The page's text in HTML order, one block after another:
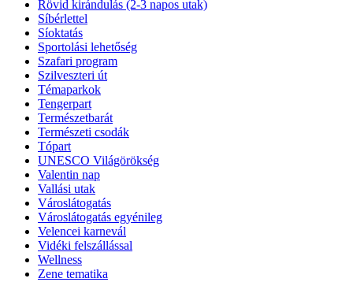
Rövid kirándulás (2-3 napos utak)
Síbérlettel
Síoktatás
Sportolási lehetőség
Szafari program
Szilveszteri út
Témaparkok
Tengerpart
Természetbarát
Természeti csodák
Tópart
UNESCO Világörökség
Valentin nap
Vallási utak
Városlátogatás
Városlátogatás egyénileg
Velencei karnevál
Vidéki felszállással
Wellness
Zene tematika